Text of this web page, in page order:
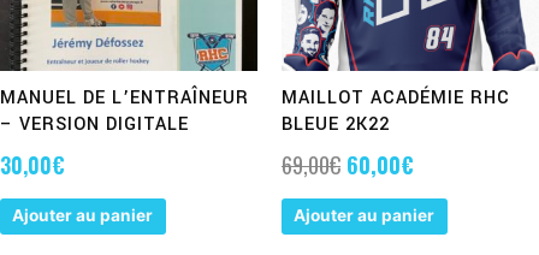
MANUEL DE L’ENTRAÎNEUR
– VERSION DIGITALE
30,00€
Ajouter au panier
MAILLOT ACADÉMIE RHC
BLEUE 2K22
69,00€ 60,00€
Ajouter au panier